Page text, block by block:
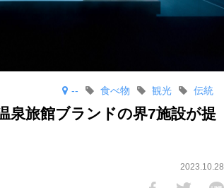
-- 伝統
観光
食べ物
泉旅館ブランドの界7施設が提
2023.10.28